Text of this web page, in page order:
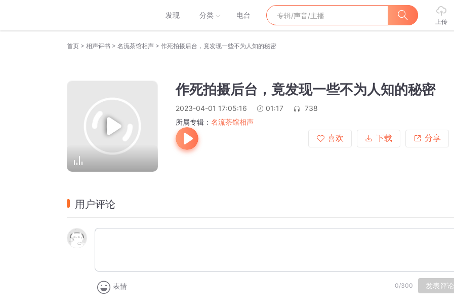
发现 分类 电台
上传
首页 > 相声评书 > 名流茶馆相声 > 作死拍摄后台，竟发现一些不为人知的秘密
作死拍摄后台，竟发现一些不为人知的秘密
2023-04-01 17:05:16 01:17
738
所属专辑： 名流茶馆相声
喜欢
下载 分享
用户评论
表情 0/300 发表评论